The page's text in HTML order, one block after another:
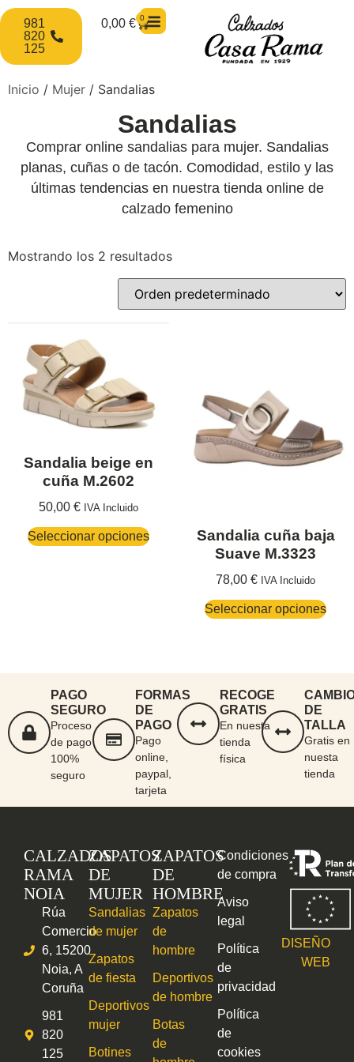
0,00 € 0
981
820
125
Inicio / Mujer / Sandalias
Sandalias
Comprar online sandalias para mujer. Sandalias
planas, cuñas o de tacón. Comodidad, estilo y las
últimas tendencias en nuestra tienda online de
calzado femenino
Mostrando los 2 resultados
Sandalia beige en
cuña M.2602
50,00 € IVA Incluido
Seleccionar opciones
Sandalia cuña baja
Suave M.3323
78,00 € IVA Incluido
Seleccionar opciones
PAGO
SEGURO
Proceso
de pago
100%
seguro
FORMAS
DE
PAGO
Pago
online,
paypal,
tarjeta
RECOGE
GRATIS
En nuesta
tienda
física
DE
TALLA
Gratis en
nuesta
tienda
CALZADOS
RAMA
NOIA
Rúa
Comercio
6, 15200
Noia, A
Coruña
981
820
125
ZAPATOS
DE
MUJER
Sandalias
de mujer
Zapatos
de fiesta
Deportivos
mujer
Botines
ZAPATOS
DE
HOMBRE
Zapatos
de
hombre
Deportivos
de hombre
Botas
de
Condiciones
de compra
Aviso
legal
Política
de
privacidad
Política
de
cookies
DISEÑO
WEB